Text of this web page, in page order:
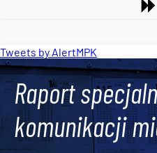
Tweets by AlertMPK
Raport
komunikacji